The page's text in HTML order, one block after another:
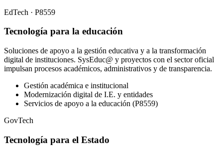
EdTech · P8559
Tecnología para la educación
Soluciones de apoyo a la gestión educativa y a la transformación
digital de instituciones. SysEduc@ y proyectos con el sector oficial
impulsan procesos académicos, administrativos y de transparencia.
Gestión académica e institucional
Modernización digital de I.E. y entidades
Servicios de apoyo a la educación (P8559)
GovTech
Tecnología para el Estado